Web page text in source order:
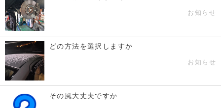
お知らせ
どの方法を選択しますか
お知らせ
その風大丈夫ですか